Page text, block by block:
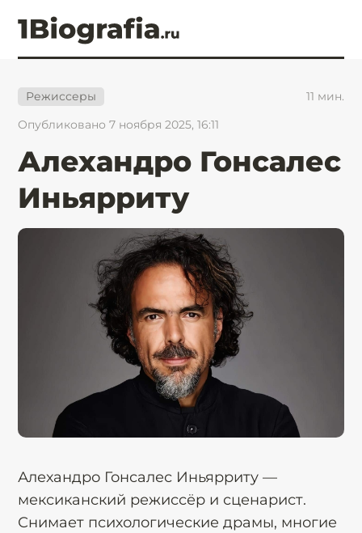
Режиссеры
Опубликовано 7 ноября 2025, 16:11
11 мин.
Алехандро Гонсалес
Иньярриту
Алехандро Гонсалес Иньярриту —
мексиканский режиссёр и сценарист.
Снимает психологические драмы, многие